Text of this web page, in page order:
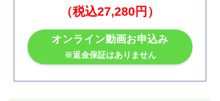
（税込27,280円）
オンライン動画お申込み
※返金保証はありません